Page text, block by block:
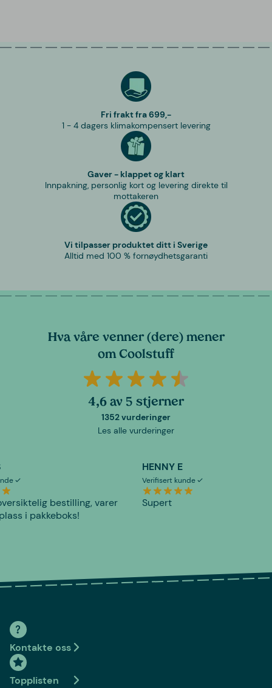
Fri frakt fra 699,-
1 - 4 dagers klimakompensert levering
Gaver - klappet og klart
Innpakning, personlig kort og levering direkte til
mottakeren
Vi tilpasser produktet ditt i Sverige
Alltid med 100 % fornøydhetsgaranti
Hva våre venner (dere) mener
om Coolstuff
4,6 av 5 stjerner
1352 vurderinger
Les alle vurderinger
bestilling, varer
i pakkeboks!
HENNY E
Verifisert kunde
Supert
Kontakte oss
Topplisten